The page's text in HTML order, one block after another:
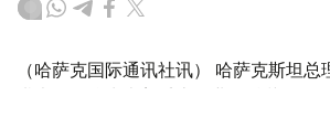
（哈萨克国际通讯社讯） 哈萨克斯坦总
诺夫会见埃克森美孚上游业务总裁丹·阿